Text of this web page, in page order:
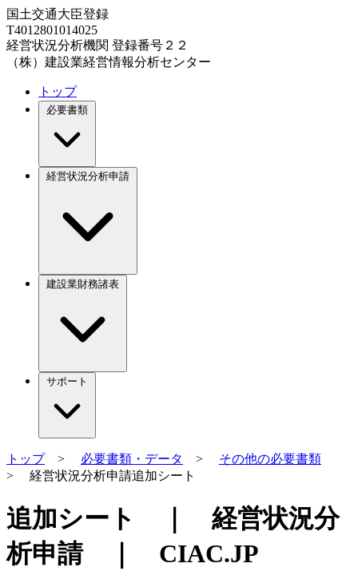
国土交通大臣登録
T4012801014025
経営状況分析機関 登録番号２２
（株）建設業経営情報分析センター
トップ
必要書類
経営状況分析申請
建設業財務諸表
サポート
トップ> 必要書類・データ > その他の必要書類
> 経営状況分析申請追加シート
追加シート ｜ 経営状況分
析申請 ｜ CIAC.JP